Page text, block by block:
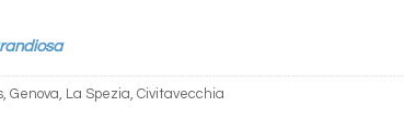
Genova, La Spezia, Civitavecchia